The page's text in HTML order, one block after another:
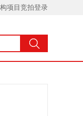
项目竞拍登录